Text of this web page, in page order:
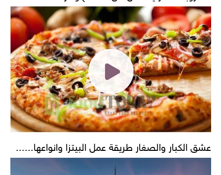
عشق الكبار والصغار طريقة عمل البيتزا وانواعها......